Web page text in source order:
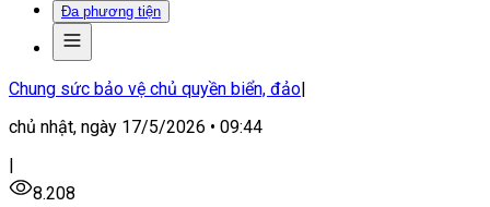
Đa phương tiện
Chung sức bảo vệ chủ quyền biển, đảo|
chủ nhật, ngày 17/5/2026 • 09:44
|
8.208